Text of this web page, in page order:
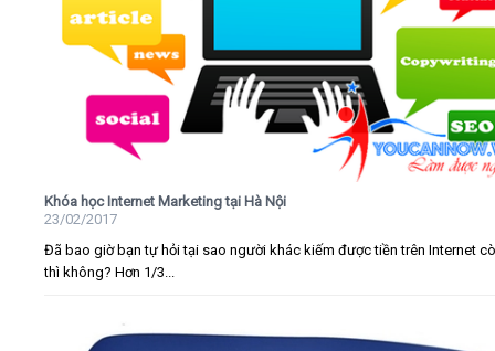
Khóa học Internet Marketing tại Hà Nội
23/02/2017
Đã bao giờ bạn tự hỏi tại sao người khác kiếm được tiền trên Internet
thì không? Hơn 1/3...